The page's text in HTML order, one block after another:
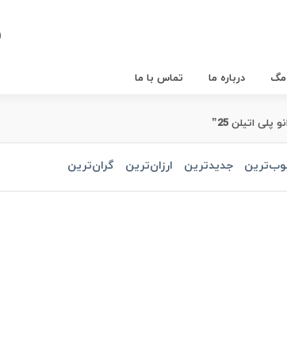
مگ درباره ما تماس با ما
اتیلن 25”
جدیدترین ارزان‌ترین گران‌ترین